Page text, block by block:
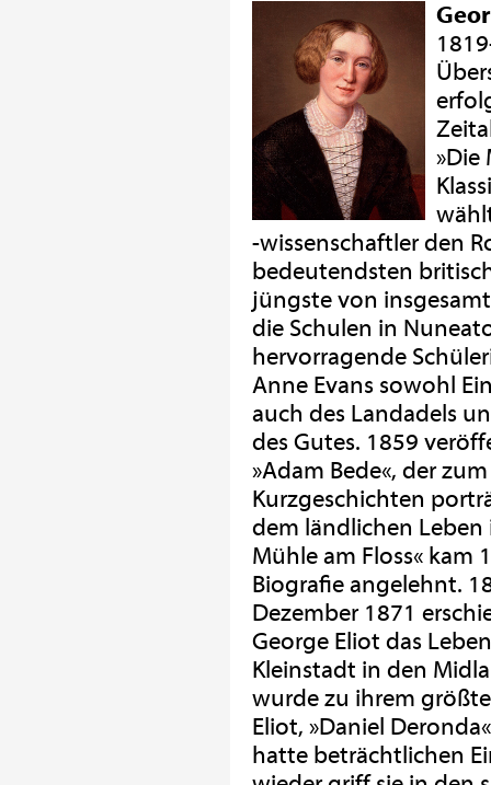
»Die
-wissenschaftler den
bedeutendsten
jüngste von
die Schulen in
hervorragende
Anne Evans sowohl
auch des Landadels
des Gutes. 1859
»Adam Bede«, der
Kurzgeschichten
dem ländlichen Leben
Mühle am Floss« kam
Biografie angelehnt.
Dezember 1871
George Eliot das
Kleinstadt in den
wurde zu ihrem
Eliot, »Daniel
hatte beträchtlichen